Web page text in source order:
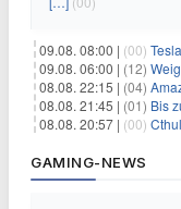
09.08. 08:00 | (00) Tesla
09.08. 06:00 | (12)
08.08. 22:15 | (04)
08.08. 21:45 | (01) Bis zu
08.08. 20:57 | (00)
GAMING-NEWS